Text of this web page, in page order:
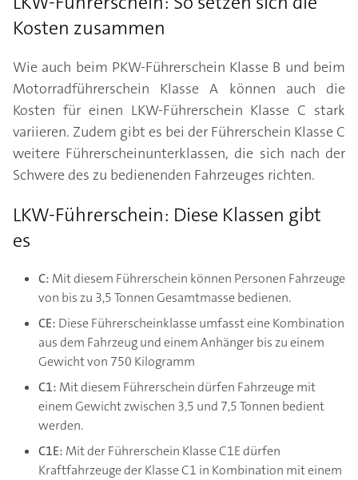
Kosten zusammen
Wie auch beim PKW-Führerschein Klasse B und beim
Motorradführerschein Klasse A können auch die
Kosten für einen LKW-Führerschein Klasse C stark
variieren. Zudem gibt es bei der Führerschein Klasse C
weitere Führerscheinunterklassen, die sich nach der
Schwere des zu bedienenden Fahrzeuges richten.
LKW-Führerschein: Diese Klassen gibt
es
C: Mit diesem Führerschein können Personen Fahrzeuge
von bis zu 3,5 Tonnen Gesamtmasse bedienen.
CE: Diese Führerscheinklasse umfasst eine Kombination
aus dem Fahrzeug und einem Anhänger bis zu einem
Gewicht von 750 Kilogramm
C1: Mit diesem Führerschein dürfen Fahrzeuge mit
einem Gewicht zwischen 3,5 und 7,5 Tonnen bedient
werden.
C1E: Mit der Führerschein Klasse C1E dürfen
Kraftfahrzeuge der Klasse C1 in Kombination mit einem